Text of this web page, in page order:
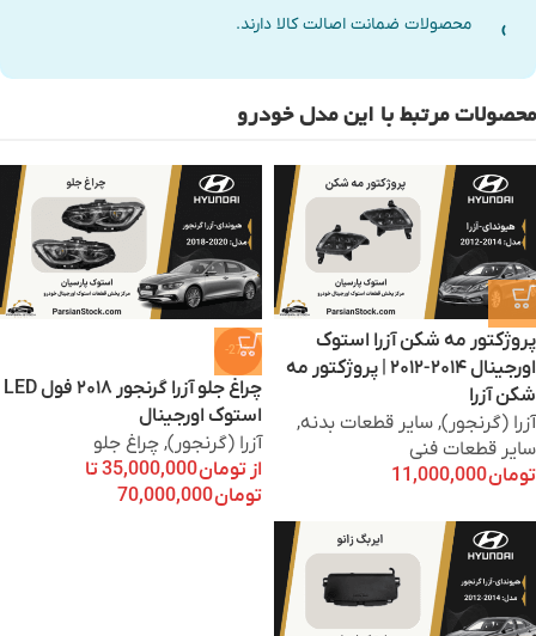
محصولات ضمانت اصالت کالا دارند.
محصولات مرتبط با این مدل خودرو
پروژکتور مه شکن آزرا استوک
اورجینال ۲۰۱۴-۲۰۱۲ | پروژکتور مه
شکن آزرا
آزرا (گرنجور), سایر قطعات بدنه,
سایر قطعات فنی
تومان
-27%
چراغ جلو آزرا گرنجور ۲۰۱۸ فول LED
استوک اورجینال
آزرا (گرنجور), چراغ جلو
از تومان
تا
تومان